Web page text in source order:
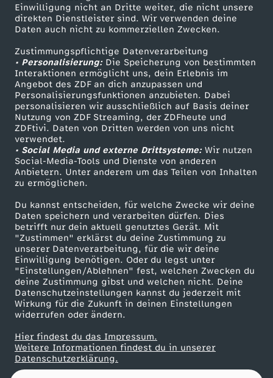
Einwilligung nicht an Dritte weiter, die nicht unsere
direkten Dienstleister sind. Wir verwenden deine
Daten auch nicht zu kommerziellen Zwecken.
Zustimmungspflichtige Datenverarbeitung
• Personalisierung:Die Speicherung von bestimmten
Interaktionen ermöglicht uns, dein Erlebnis im
Angebot des ZDF an dich anzupassen und
Personalisierungsfunktionen anzubieten. Dabei
personalisieren wir ausschließlich auf Basis deiner
Nutzung von ZDF Streaming, der ZDFheute und
ZDFtivi. Daten von Dritten werden von uns nicht
verwendet.
• Social Media und externe Drittsysteme:Wir nutzen
Social-Media-Tools und Dienste von anderen
Anbietern. Unter anderem um das Teilen von Inhalten
zu ermöglichen.
Du kannst entscheiden, für welche Zwecke wir deine
Daten speichern und verarbeiten dürfen. Dies
betrifft nur dein aktuell genutztes Gerät. Mit
"Zustimmen" erklärst du deine Zustimmung zu
unserer Datenverarbeitung, für die wir deine
Einwilligung benötigen. Oder du legst unter
"Einstellungen/Ablehnen" fest, welchen Zwecken du
deine Zustimmung gibst und welchen nicht. Deine
Datenschutzeinstellungen kannst du jederzeit mit
Wirkung für die Zukunft in deinen Einstellungen
widerrufen oder ändern.
Hier findest du das Impressum.
Weitere Informationen findest du in unserer
Datenschutzerklärung.
e
b
r
u
a
r
2
0
2
6
Smart TV
ZDFtext
Livestreams
Sendungen A-Z
TV-Programm
Kontakt zum ZDF
Tickets
Zuschauerservice
Hilfe
ZDF Unternehmen
Karriere
ZDF goes Schule
Werbefernsehen
Mainzelmännchen
Partner